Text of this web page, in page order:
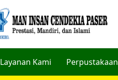
Layanan Kami Perpustakaan